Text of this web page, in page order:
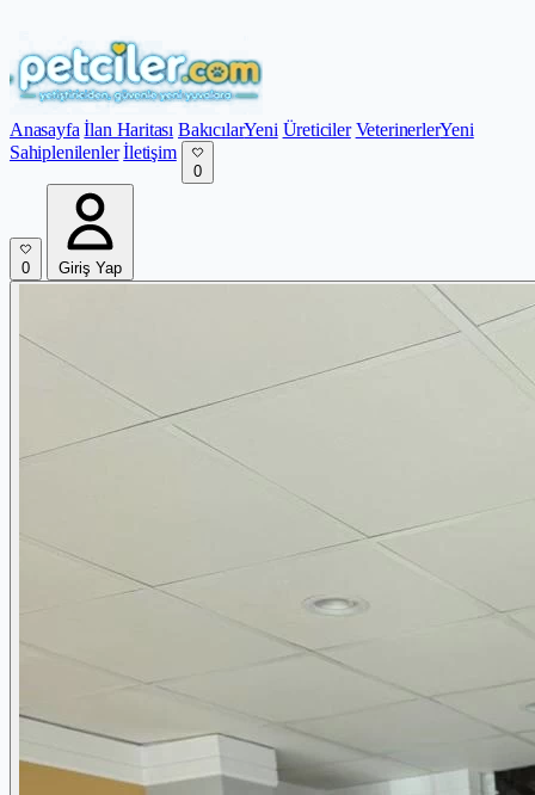
Anasayfa İlan Haritası BakıcılarYeni Üreticiler VeterinerlerYeni
Sahiplenilenler İletişim
0
0 Giriş Yap